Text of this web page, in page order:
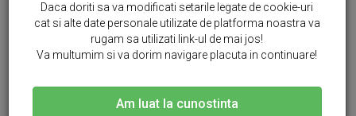
Daca doriti sa va modificati setarile legate de cookie-uri
cat si alte date personale utilizate de platforma noastra va
rugam sa utilizati link-ul de mai jos!
Va multumim si va dorim navigare placuta in continuare!
Am luat la cunostinta